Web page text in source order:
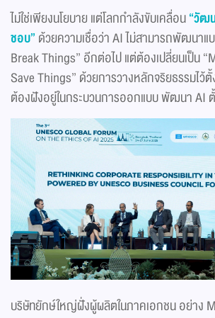
ไม่ใช่เพียงนโยบาย แต่โลกกำลังขับเคลื่อน“วัฒ
ชอบ” ด้วยความเชื่อว่า AI ไม่สามารถพัฒนาแ
Break Things” อีกต่อไป แต่ต้องเปลี่ยนเป็น
Save Things” ด้วยการวางหลักจริยธรรมไว้ตั้
ต้องฝังอยู่ในกระบวนการออกแบบ พัฒนา AI
บริษัทยักษ์ใหญ่ฝั่งผู้ผลิตในภาคเอกชน อย่าง